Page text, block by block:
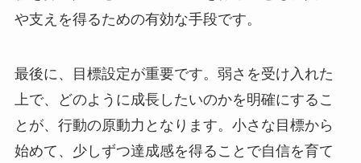
や支えを得るための有効な手段です。
最後に、目標設定が重要です。弱さを受け入れた
上で、どのように成長したいのかを明確にするこ
とが、行動の原動力となります。小さな目標から
始めて、少しずつ達成感を得ることで自信を育て